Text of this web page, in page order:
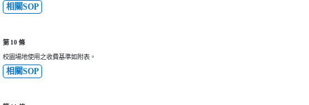
相關SOP
第 10 條
校園場地使用之收費基準如附表。
相關SOP